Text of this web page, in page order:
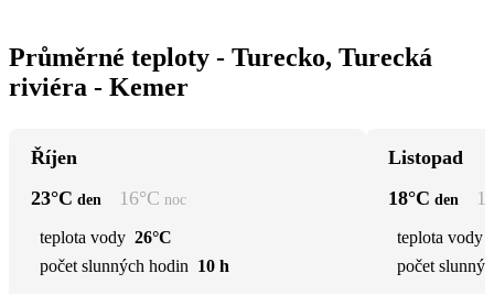
Průměrné teploty - Turecko, Turecká
riviéra - Kemer
Říjen
23°C den 16°C noc
teplota vody 26°C
počet slunných hodin 10 h
Listopad
18°C den
teplota vody
počet